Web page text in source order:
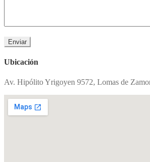
Ubicación
Av. Hipólito Yrigoyen 9572, Lomas de